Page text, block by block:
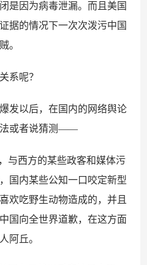
是因为病毒泄漏。而且美国
据的情况下一次次泼污中国
。
系呢？
发以后，在国内的网络舆论
法或者说猜测——
与西方的某些政客和媒体污
国内某些公知一口咬定新型
欢吃野生动物造成的，并且
国向全世界道歉，在这方面
阿丘。